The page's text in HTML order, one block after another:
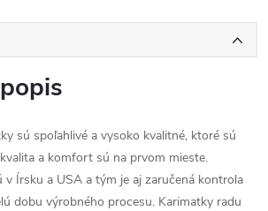
sú spoľahlivé a vysoko kvalitné, ktoré sú
a komfort sú na prvom mieste.
v Írsku a USA a tým je aj zaručená kontrola
dobu výrobného procesu. Karimatky radu